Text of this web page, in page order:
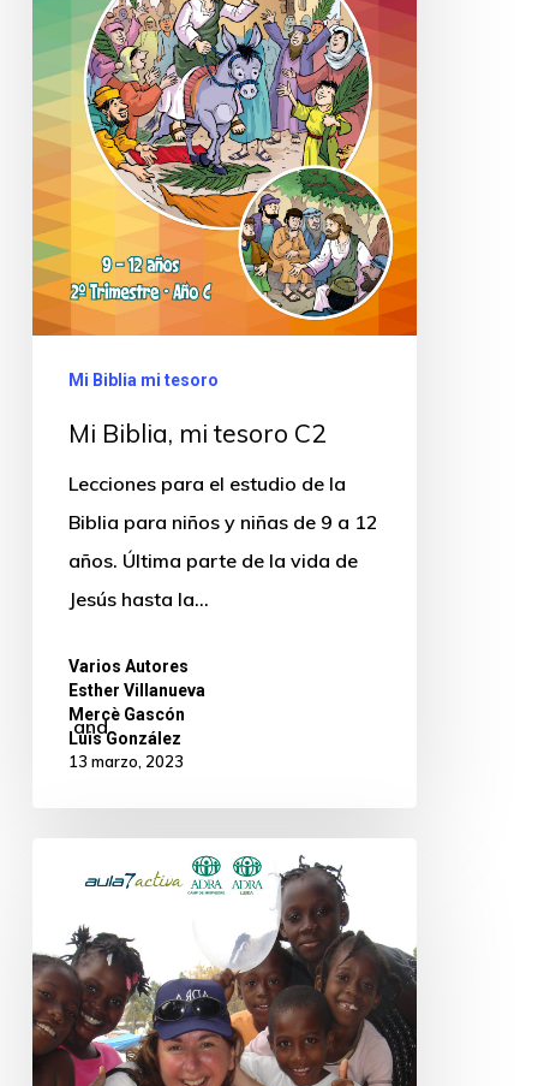
Mi Biblia mi tesoro
Mi Biblia, mi tesoro C2
Lecciones para el estudio de la
Biblia para niños y niñas de 9 a 12
años. Última parte de la vida de
Jesús hasta la…
Varios Autores
,Esther Villanueva
,Mercè Gascón
and
Luis González
13 marzo, 2023